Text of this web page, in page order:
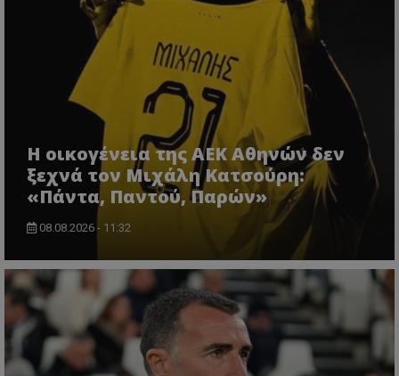
Η οικογένεια της ΑΕΚ Αθηνών δεν
ξεχνά τον Μιχάλη Κατσούρη:
«Πάντα, Παντού, Παρών»
08.08.2026 - 11:32